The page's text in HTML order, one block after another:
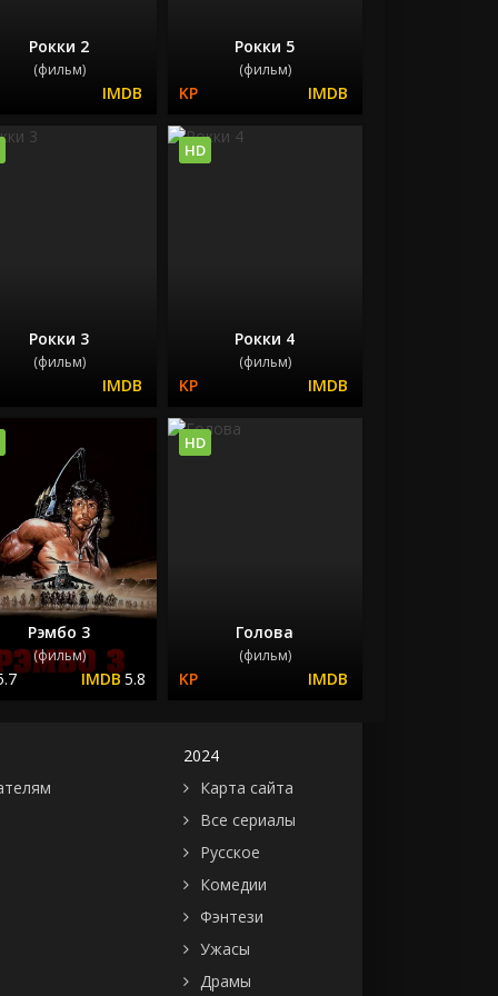
Рокки 2
(фильм)
Рокки 5
(фильм)
Рокки 3
(фильм)
Рокки 4
(фильм)
HD
Рэмбо 3
(фильм)
5.8
Голова
(фильм)
HD
2024
Карта сайта
Все сериалы
Русское
Комедии
Фэнтези
Ужасы
Драмы